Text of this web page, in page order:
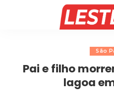
São
Pai e filho
lagoa